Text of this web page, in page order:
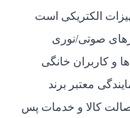
الکتریکی است
صوتی/نوری
و کاربران خانگی
معتبر برند
کالا و خدمات پس